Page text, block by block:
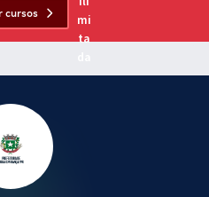
as principais
cursos